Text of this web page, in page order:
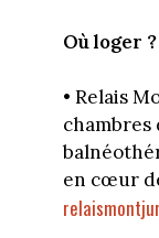
Où loger ?
• Relais
chambres
en cœur